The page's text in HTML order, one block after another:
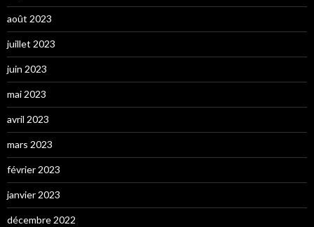
août 2023
juillet 2023
juin 2023
mai 2023
avril 2023
mars 2023
février 2023
janvier 2023
décembre 2022